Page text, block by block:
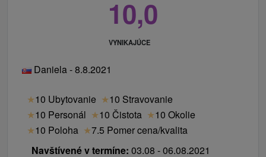
10,0
VYNIKAJÚCE
Daniela - 8.8.2021
★10 Ubytovanie ★10 Stravovanie
★10 Personál ★10 Čistota ★10 Okolie
★10 Poloha ★7.5 Pomer cena/kvalita
Navštívené v termíne: 03.08 - 06.08.2021